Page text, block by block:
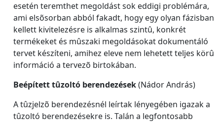
esetén teremthet megoldást sok eddigi problémára,
ami elsõsorban abból fakadt, hogy egy olyan fázisban
kellett kivitelezésre is alkalmas szintû, konkrét
termékeket és mûszaki megoldásokat dokumentáló
tervet készíteni, amihez eleve nem lehetett teljes körû
információ a tervezõ birtokában.
Beépített tûzoltó berendezések(Nádor András)
A tûzjelzõ berendezésnél leírtak lényegében igazak a
tûzoltó berendezésekre is. Talán a legfontosabb